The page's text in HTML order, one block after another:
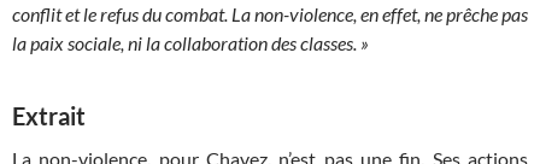
conflit et le refus du combat. La non-violence, en effet, ne prêche pas
la paix sociale, ni la collaboration des classes. »
Extrait
La non-violence, pour Chavez, n’est pas une fin. Ses actions